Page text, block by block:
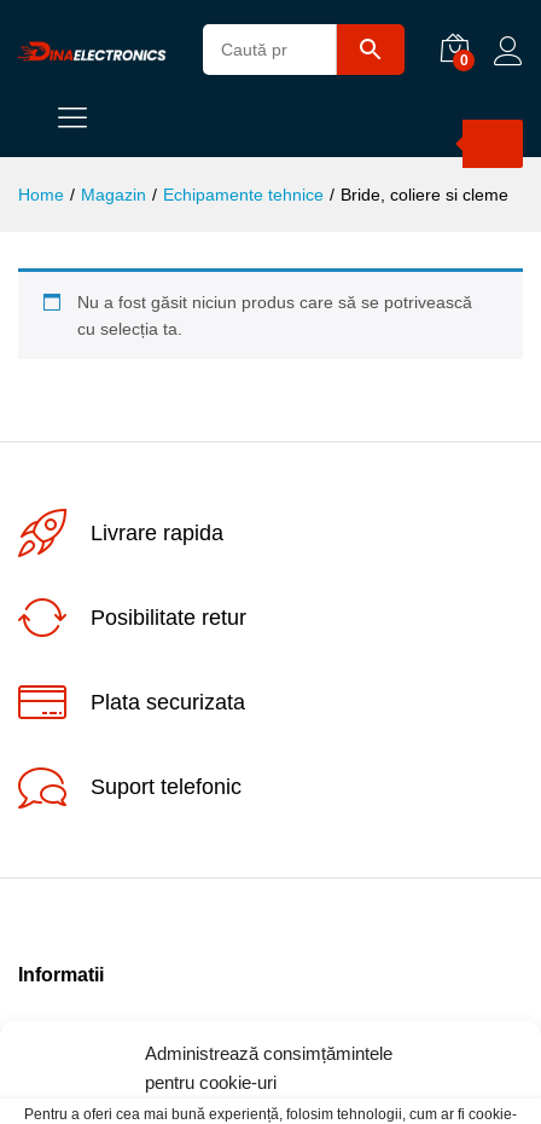
Administrează consimțămintele
pentru cookie-uri
Pentru a oferi cea mai bună experiență, folosim tehnologii, cum ar fi cookie-
0
Home / Magazin / Echipamente tehnice / Bride, coliere si cleme
Nu a fost găsit niciun produs care să se potrivească
cu selecția ta.
Livrare rapida
Posibilitate retur
Plata securizata
Suport telefonic
Informatii